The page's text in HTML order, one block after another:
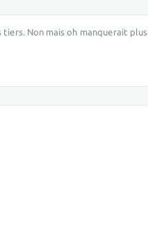
Non mais oh manquerait plus